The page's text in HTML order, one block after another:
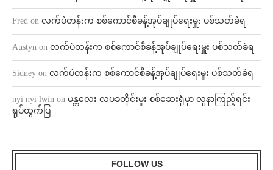
Fred on လက်ပံတန်းက စစ်ကောင်စီခန့်အုပ်ချုပ်ရေးမှူး ပစ်သတ်ခံရ
Austyn on လက်ပံတန်းက စစ်ကောင်စီခန့်အုပ်ချုပ်ရေးမှူး ပစ်သတ်ခံရ
Sidney on လက်ပံတန်းက စစ်ကောင်စီခန့်အုပ်ချုပ်ရေးမှူး ပစ်သတ်ခံရ
nyi nyi lwin on မန္တလေး လပခတိုင်းမှူး စစ်ဆေးရုံမှာ လူနာကြည့်ရင်း
ရုပ်ထွက်ပြ
FOLLOW US